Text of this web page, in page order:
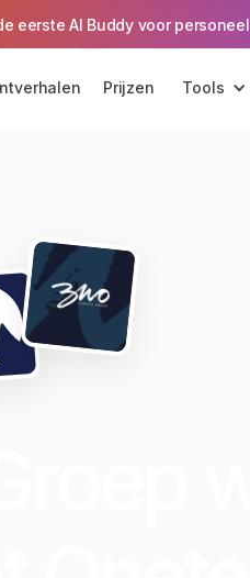
eerste AI Buddy voor personeel
Prijzen Tools